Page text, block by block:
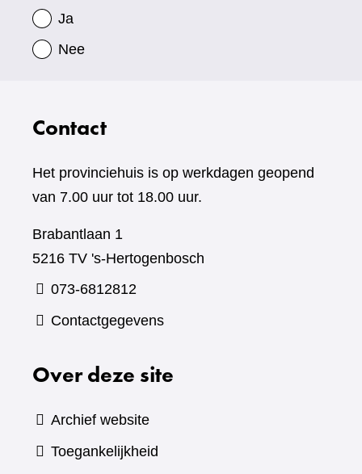
Ja
Nee
Contact
Het provinciehuis is op werkdagen geopend
van 7.00 uur tot 18.00 uur.
Brabantlaan 1
5216 TV 's-Hertogenbosch
073-6812812
Contactgegevens
Over deze site
Archief website
Toegankelijkheid